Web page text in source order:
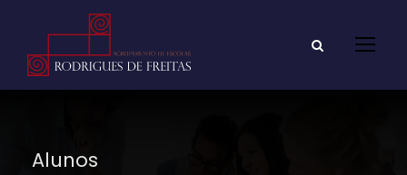
Alunos